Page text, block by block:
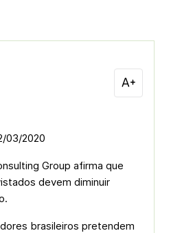
03/2020
Group afirma que
devem diminuir
brasileiros pretendem